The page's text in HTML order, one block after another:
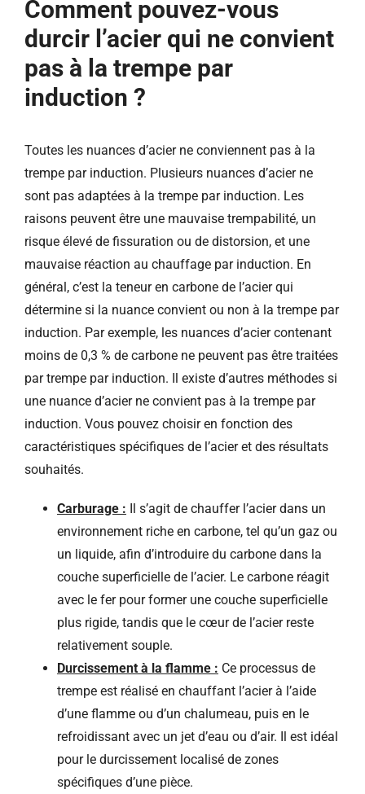
Comment pouvez-vous
durcir l’acier qui ne convient
pas à la trempe par
induction ?
Toutes les nuances d’acier ne conviennent pas à la
trempe par induction. Plusieurs nuances d’acier ne
sont pas adaptées à la trempe par induction. Les
raisons peuvent être une mauvaise trempabilité, un
risque élevé de fissuration ou de distorsion, et une
mauvaise réaction au chauffage par induction. En
général, c’est la teneur en carbone de l’acier qui
détermine si la nuance convient ou non à la trempe par
induction. Par exemple, les nuances d’acier contenant
moins de 0,3 % de carbone ne peuvent pas être traitées
par trempe par induction. Il existe d’autres méthodes si
une nuance d’acier ne convient pas à la trempe par
induction. Vous pouvez choisir en fonction des
caractéristiques spécifiques de l’acier et des résultats
souhaités.
Carburage : Il s’agit de chauffer l’acier dans un
environnement riche en carbone, tel qu’un gaz ou
un liquide, afin d’introduire du carbone dans la
couche superficielle de l’acier. Le carbone réagit
avec le fer pour former une couche superficielle
plus rigide, tandis que le cœur de l’acier reste
relativement souple.
Durcissement à la flamme : Ce processus de
trempe est réalisé en chauffant l’acier à l’aide
d’une flamme ou d’un chalumeau, puis en le
refroidissant avec un jet d’eau ou d’air. Il est idéal
pour le durcissement localisé de zones
spécifiques d’une pièce.